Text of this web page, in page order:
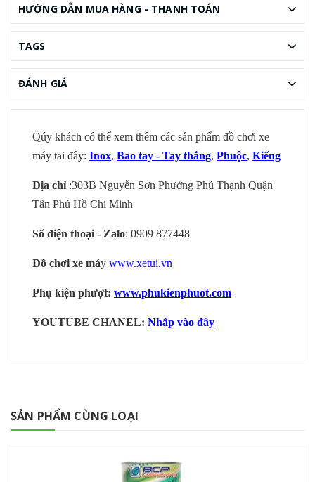
HƯỚNG DẪN MUA HÀNG - THANH TOÁN
TAGS
ĐÁNH GIÁ
Qúy khách có thể xem thêm các sản phẩm đồ chơi xe
máy tai đây: Inox, Bao tay - Tay thắng, Phuộc, Kiếng
Địa chỉ :303B Nguyễn Sơn Phường Phú Thạnh Quận
Tân Phú Hồ Chí Minh
Số điện thoại - Zalo: 0909 877448
Đồ chơi xe máy www.xetui.vn
Phụ kiện phượt: www.phukienphuot.com
YOUTUBE CHANEL: Nhấp vào đây
SẢN PHẨM CÙNG LOẠI